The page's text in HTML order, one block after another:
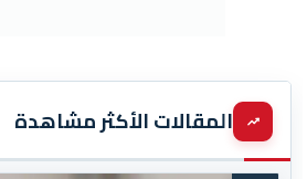
المقالات الأكثر مشاهدة